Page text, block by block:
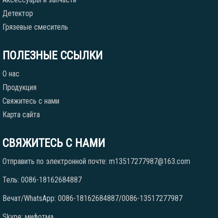
Детектор
Грязевые смеситель
ПОЛЕЗНЫЕ ССЫЛКИ
О нас
Продукция
Свяжитесь с нами
Карта сайта
СВЯЖИТЕСЬ С НАМИ
Отправить по электронной почте: m13517277987@163.com
Тель: 0086-18162684887
Вечат/WhatsApp: 0086-18162684887/0086-13517277987